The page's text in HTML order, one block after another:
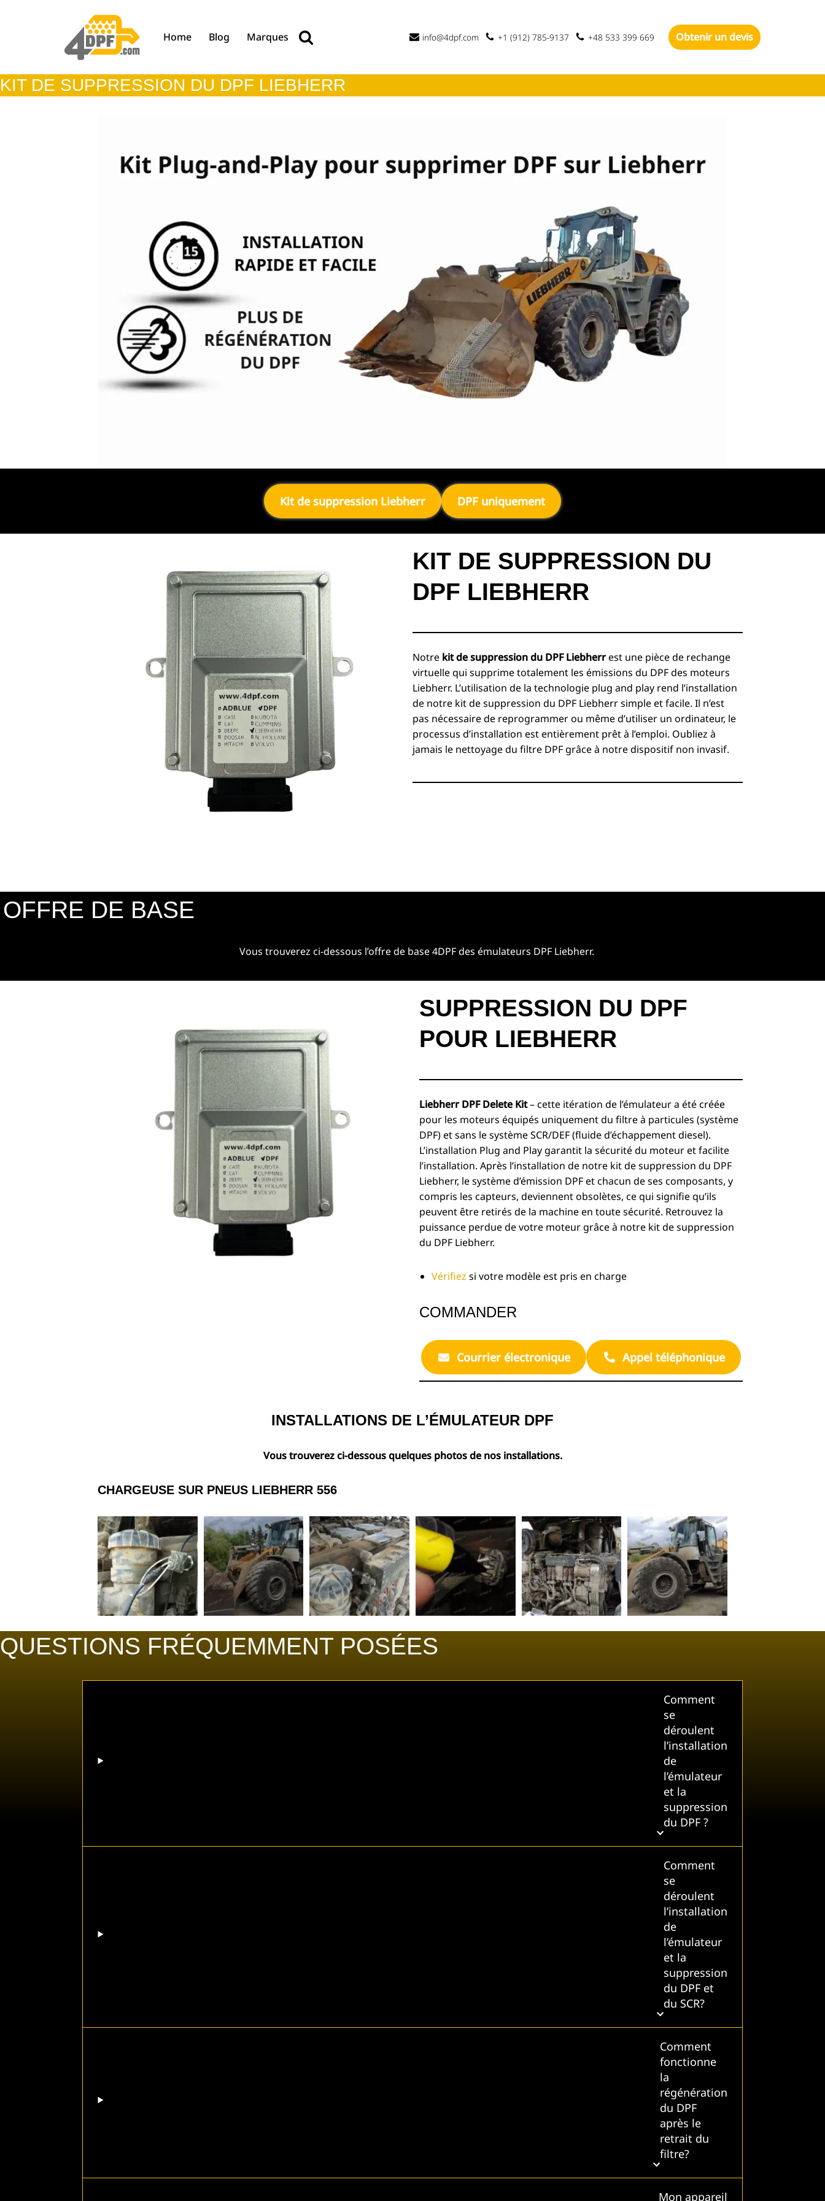
Home Blog Marques info@4dpf.com +1 (912) 785-9137 +48 533 399 669 Obtenir un devis
KIT DE SUPPRESSION DU DPF LIEBHERR
Kit de suppression Liebherr DPF uniquement
KIT DE SUPPRESSION DU
DPF LIEBHERR
Notre kit de suppression du DPF Liebherrest une pièce de rechange
virtuelle qui supprime totalement les émissions du DPF des moteurs
Liebherr. L’utilisation de la technologie plug and play rend l’installation
de notre kit de suppression du DPF Liebherr simple et facile. Il n’est
pas nécessaire de reprogrammer ou même d’utiliser un ordinateur, le
processus d’installation est entièrement prêt à l’emploi. Oubliez à
jamais le nettoyage du filtre DPF grâce à notre dispositif non invasif.
OFFRE DE BASE
Vous trouverez ci-dessous l’offre de base 4DPF des émulateurs DPF Liebherr.
SUPPRESSION DU DPF
POUR LIEBHERR
Liebherr DPF Delete Kit– cette itération de l’émulateur a été créée
pour les moteurs équipés uniquement du filtre à particules (système
DPF) et sans le système SCR/DEF (fluide d’échappement diesel).
L’installation Plug and Play garantit la sécurité du moteur et facilite
l’installation. Après l’installation de notre kit de suppression du DPF
Liebherr, le système d’émission DPF et chacun de ses composants, y
compris les capteurs, deviennent obsolètes, ce qui signifie qu’ils
peuvent être retirés de la machine en toute sécurité. Retrouvez la
puissance perdue de votre moteur grâce à notre kit de suppression
du DPF Liebherr.
Vérifiez si votre modèle est pris en charge
COMMANDER
Courrier électronique Appel téléphonique
INSTALLATIONS DE L’ÉMULATEUR DPF
Vous trouverez ci-dessous quelques photos de nos installations.
CHARGEUSE SUR PNEUS LIEBHERR 556
QUESTIONS FRÉQUEMMENT POSÉES
Comment
se
déroulent
l’installation
de
l’émulateur
et la
suppression
du DPF ?
Comment
se
déroulent
l’installation
de
l’émulateur
et la
suppression
du DPF et
du SCR?
Comment
fonctionne
la
régénération
du DPF
après le
retrait du
filtre?
Mon appareil